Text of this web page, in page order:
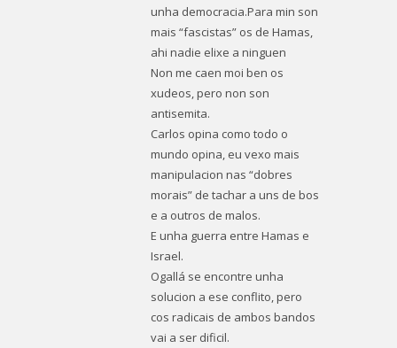
unha democracia.Para min son
mais “fascistas” os de Hamas,
ahi nadie elixe a ninguen
Non me caen moi ben os
xudeos, pero non son
antisemita.
Carlos opina como todo o
mundo opina, eu vexo mais
manipulacion nas “dobres
morais” de tachar a uns de bos
e a outros de malos.
E unha guerra entre Hamas e
Israel.
Ogallá se encontre unha
solucion a ese conflito, pero
cos radicais de ambos bandos
vai a ser dificil.